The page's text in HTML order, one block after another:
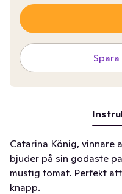
Catarina König, vinnare
bjuder på sin godaste
mustig tomat. Perfekt
knapp.